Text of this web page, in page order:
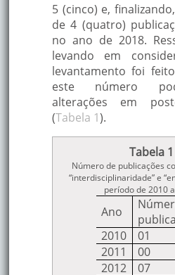
5 (cinco) e,
de 4 (quatro)
no ano de 2018.
levando em
levantamento foi
este número
alterações em
(Tabela 1).
Tabela 1
Número de publicações
“interdisciplinaridade” e
período de 2010
Ano
2010
01
2011
00
2012
07